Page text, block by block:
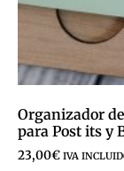
Organizador
para Post its y
23,00€ IVA